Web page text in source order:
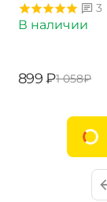
3
В наличии
‍899‍ ₽‍1 058‍₽